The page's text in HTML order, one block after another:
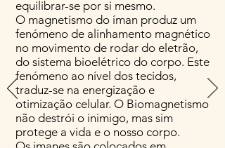
equilibrar-se por si mesmo.
O magnetismo do íman produz um
fenómeno de alinhamento magnético
no movimento de rodar do eletrão,
do sistema bioelétrico do corpo. Este
fenómeno ao nível dos tecidos,
traduz-se na energização e
otimização celular. O Biomagnetismo
não destrói o inimigo, mas sim
protege a vida e o nosso corpo.